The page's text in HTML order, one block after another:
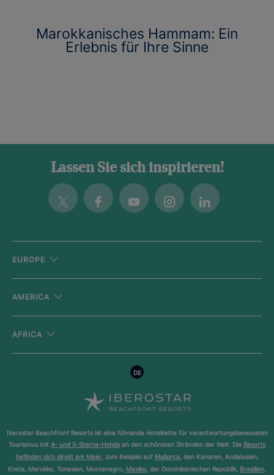
Marokkanisches Hammam: Ein
Erlebnis für Ihre Sinne
Lassen Sie sich inspirieren!
Twitter FacebookYoutubeInstagramLinkedin
EUROPE
AMERICA
AFRICA
DE
Iberostar Beachfront Resorts ist eine führende Hotelkette für verantwortungsbewussten
Tourismus mit 4- und 5-Sterne-Hotels an den schönsten Stränden der Welt. Die Resorts
befinden sich direkt am Meer, zum Beispiel auf Mallorca, den Kanaren, Andalusien,
Kreta, Marokko, Tunesien, Montenegro, Mexiko, der Dominikanischen Republik, Brasilien,